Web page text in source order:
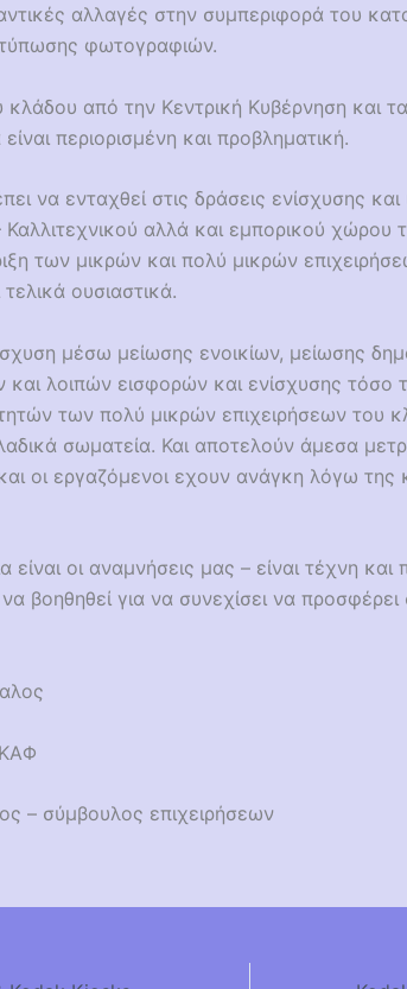
αλλαγές στην συμπεριφορά του
φωτογραφιών.
κλάδου από την Κεντρική Κυβέρνηση και
περιορισμένη και προβληματική.
να ενταχθεί στις δράσεις ενίσχυσης
Καλλιτεχνικού αλλά και εμπορικού χώρου
των μικρών και πολύ μικρών
τελικά ουσιαστικά.
μέσω μείωσης ενοικίων, μείωσης
και λοιπών εισφορών και ενίσχυσης
των πολύ μικρών επιχειρήσεων του
σωματεία. Και αποτελούν άμεσα
και οι εργαζόμενοι εχουν ανάγκη λόγω
οι αναμνήσεις μας – είναι τέχνη και
να βοηθηθεί για να συνεχίσει να
– σύμβουλος επιχειρήσεων